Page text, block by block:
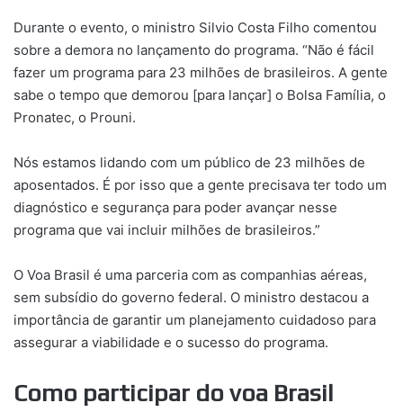
Durante o evento, o ministro Silvio Costa Filho comentou
sobre a demora no lançamento do programa. “Não é fácil
fazer um programa para 23 milhões de brasileiros. A gente
sabe o tempo que demorou [para lançar] o Bolsa Família, o
Pronatec, o Prouni.
Nós estamos lidando com um público de 23 milhões de
aposentados. É por isso que a gente precisava ter todo um
diagnóstico e segurança para poder avançar nesse
programa que vai incluir milhões de brasileiros.”
O Voa Brasil é uma parceria com as companhias aéreas,
sem subsídio do governo federal. O ministro destacou a
importância de garantir um planejamento cuidadoso para
assegurar a viabilidade e o sucesso do programa.
Como participar do voa Brasil